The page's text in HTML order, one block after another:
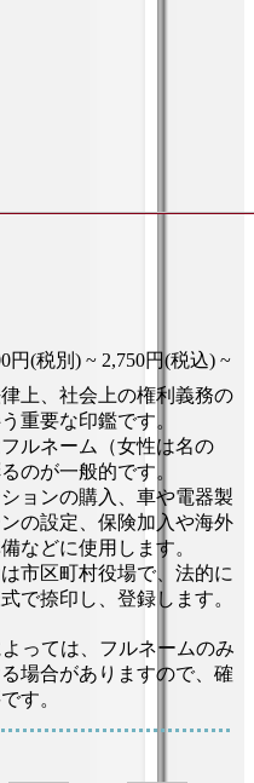
円(税別) ~ 2,750円(税込) ~
上、社会上の権利義務の
重要な印鑑です。
ルネーム（女性は名の
のが一般的です。
ョンの購入、車や電器製
の設定、保険加入や海外
などに使用します。
市区町村役場で、法的に
で捺印し、登録します。
っては、フルネームのみ
場合がありますので、確
す。